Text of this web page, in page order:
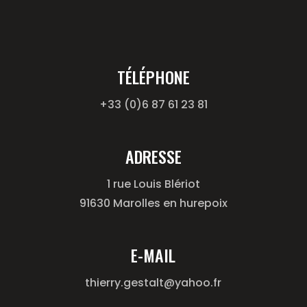
TÉLÉPHONE
+33 (0)6 87 61 23 81
ADRESSE
1 rue Louis Blériot
91630 Marolles en hurepoix
E-MAIL
thierry.gestalt@yahoo.fr